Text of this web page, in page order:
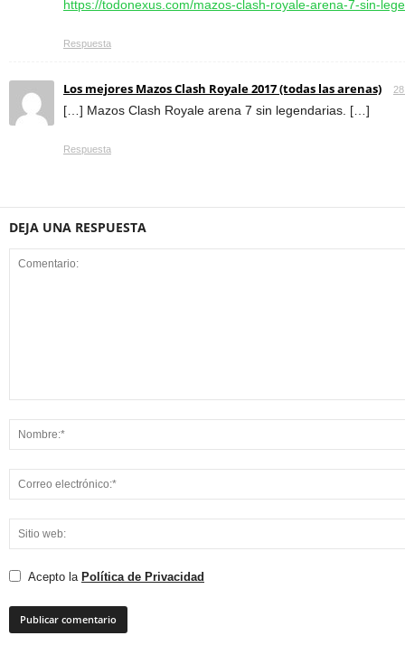
https://todonexus.com/mazos-clash-royale-arena-7-sin-
Respuesta
Los mejores Mazos Clash Royale 2017 (todas las arenas)
[…] Mazos Clash Royale arena 7 sin legendarias. […]
Respuesta
DEJA UNA RESPUESTA
Acepto la Política de Privacidad